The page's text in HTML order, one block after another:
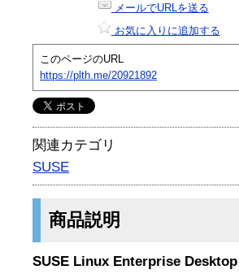
メールでURLを送る
お気に入りに追加する
このページのURL
https://plth.me/20921892
関連カテゴリ
SUSE
商品説明
SUSE Linux Enterprise